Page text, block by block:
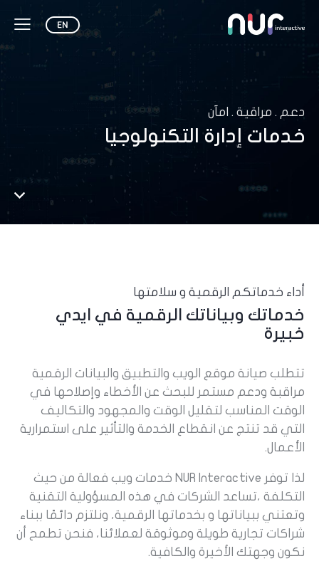
دعم . مراقية . امآن
خدمات إدارة التكنولوجيا
أداء خدماتكم الرقمية و سلامتها
خدماتك وبياناتك الرقمية في ايدي
خبيرة
تتطلب صيانة موقع الويب والتطبيق والبيانات الرقمية
مراقبة ودعم مستمر للبحث عن الأخطاء وإصلاحها في
الوقت المناسب لتقليل الوقت والمجهود والتكاليف
التي قد تنتج عن انقطاع الخدمة والتأثير على استمرارية
الأعمال.
لذا توفر NUR Interactive خدمات ويب فعالة من حيث
التكلفة ،تساعد الشركات في هذه المسؤولية التقنية
وتعتني ببياناتها و بخدماتها الرقمية، ونلتزم دائمًا ببناء
شراكات تجارية طويلة وموثوقة لعملائنا، فنحن تطمح أن
نكون وجهتك الأخيرة والكافية.